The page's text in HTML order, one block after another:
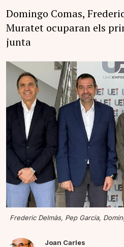
Domingo Comas,
Muratet ocuparan els
junta
Frederic Delmàs, Pep Garcia,
Joan Carles